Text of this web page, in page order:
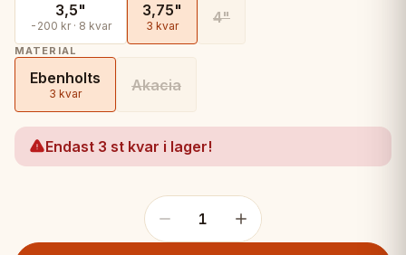
3,5"
-200 kr · 8 kvar
3,75"
3 kvar 4"
MATERIAL
Ebenholts
3 kvar Akacia
Endast 3 st kvar i lager!
1